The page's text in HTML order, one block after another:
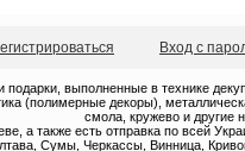
Вход с
выполненные в технике
(полимерные декоры),
смола, кружево и другие
а также есть отправка по всей
Сумы, Черкассы, Винница,